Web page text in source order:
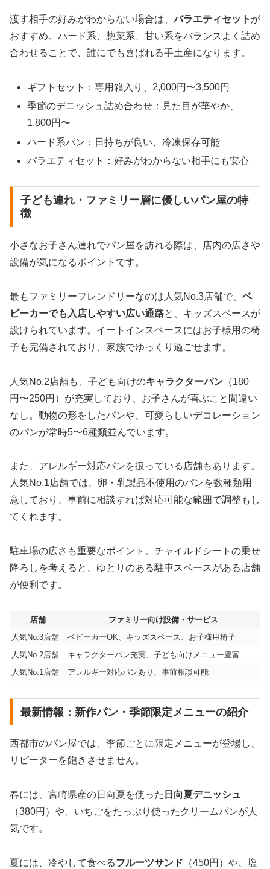
渡す相手の好みがわからない場合は、バラエティセット が
おすすめ。ハード系、惣菜系、甘い系をバランスよく詰め
合わせることで、誰にでも喜ばれる手土産になります。
ギフトセット：専用箱入り、2,000円〜3,500円
季節のデニッシュ詰め合わせ：見た目が華やか、
1,800円〜
ハード系パン：日持ちが良い、冷凍保存可能
バラエティセット：好みがわからない相手にも安心
子ども連れ・ファミリー層に優しいパン屋の特
徴
小さなお子さん連れでパン屋を訪れる際は、店内の広さや
設備が気になるポイントです。
最もファミリーフレンドリーなのは人気No.3店舗で、 ベ
ビーカーでも入店しやすい広い通路と、キッズスペースが
設けられています。イートインスペースにはお子様用の椅
子も完備されており、家族でゆっくり過ごせます。
人気No.2店舗も、子ども向けのキャラクターパン （180
円〜250円）が充実しており、お子さんが喜ぶこと間違い
なし。動物の形をしたパンや、可愛らしいデコレーション
のパンが常時5〜6種類並んでいます。
また、アレルギー対応パンを扱っている店舗もあります。
人気No.1店舗では、卵・乳製品不使用のパンを数種類用
意しており、事前に相談すれば対応可能な範囲で調整もし
てくれます。
駐車場の広さも重要なポイント。チャイルドシートの乗せ
降ろしを考えると、ゆとりのある駐車スペースがある店舗
が便利です。
店舗
ファミリー向け設備・サービス
人気No.3店舗
ベビーカーOK、キッズスペース、お子様用椅子
人気No.2店舗
キャラクターパン充実、子ども向けメニュー豊富
人気No.1店舗
アレルギー対応パンあり、事前相談可能
最新情報：新作パン・季節限定メニューの紹介
西都市のパン屋では、季節ごとに限定メニューが登場し、
リピーターを飽きさせません。
春には、宮崎県産の日向夏を使った 日向夏デニッシュ
（380円）や、いちごをたっぷり使ったクリームパンが人
気です。
夏には、冷やして食べるフルーツサンド （450円）や、塩